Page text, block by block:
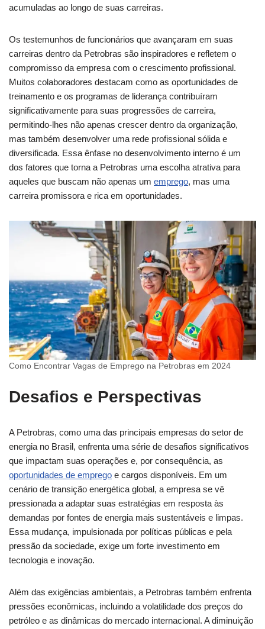
acumuladas ao longo de suas carreiras.
Os testemunhos de funcionários que avançaram em suas
carreiras dentro da Petrobras são inspiradores e refletem o
compromisso da empresa com o crescimento profissional.
Muitos colaboradores destacam como as oportunidades de
treinamento e os programas de liderança contribuíram
significativamente para suas progressões de carreira,
permitindo-lhes não apenas crescer dentro da organização,
mas também desenvolver uma rede profissional sólida e
diversificada. Essa ênfase no desenvolvimento interno é um
dos fatores que torna a Petrobras uma escolha atrativa para
aqueles que buscam não apenas um emprego, mas uma
carreira promissora e rica em oportunidades.
Como Encontrar Vagas de Emprego na Petrobras em 2024
Desafios e Perspectivas
A Petrobras, como uma das principais empresas do setor de
energia no Brasil, enfrenta uma série de desafios significativos
que impactam suas operações e, por consequência, as
oportunidades de emprego e cargos disponíveis. Em um
cenário de transição energética global, a empresa se vê
pressionada a adaptar suas estratégias em resposta às
demandas por fontes de energia mais sustentáveis e limpas.
Essa mudança, impulsionada por políticas públicas e pela
pressão da sociedade, exige um forte investimento em
tecnologia e inovação.
Além das exigências ambientais, a Petrobras também enfrenta
pressões econômicas, incluindo a volatilidade dos preços do
petróleo e as dinâmicas do mercado internacional. A diminuição